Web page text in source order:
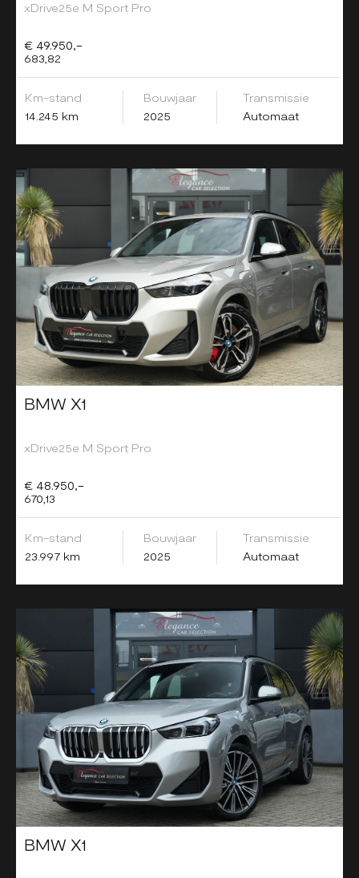
xDrive25e M Sport Pro
€ 49.950,-
683,82
Km-stand
14.245 km
Bouwjaar
2025
Transmissie
Automaat
BMW X1
xDrive25e M Sport Pro
€ 48.950,-
670,13
Km-stand
23.997 km
Bouwjaar
2025
Transmissie
Automaat
BMW X1